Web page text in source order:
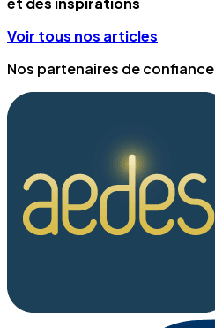
Voir tous nos articles
Nos partenaires de confiance